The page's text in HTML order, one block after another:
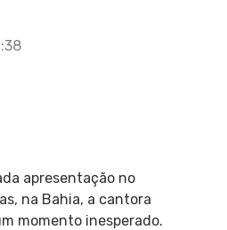
apresentação no
na Bahia, a cantora
momento inesperado.